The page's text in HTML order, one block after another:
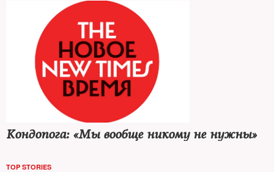
Кондопога: «Мы вообще никому не нужны»
TOP STORIES